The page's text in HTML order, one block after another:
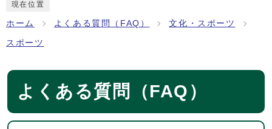
現在位置
ホーム よくある質問（FAQ） 文化・スポーツ
スポーツ
よくある質問（FAQ）